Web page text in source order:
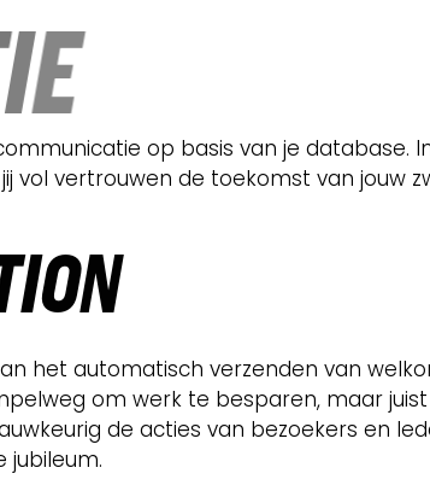
E
op basis van je database.
vol vertrouwen de toekomst van jouw
het automatisch verzenden van
om werk te besparen, maar
de acties van bezoekers en
jubileum.